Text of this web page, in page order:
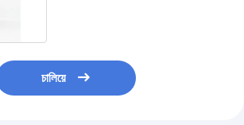
চালিয়ে